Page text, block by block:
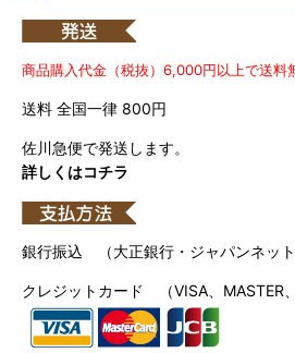
商品購入代金（税抜）6,000円以上で送料
送料 全国一律 800円
佐川急便で発送します。
詳しくはコチラ
銀行振込 （大正銀行・ジャパンネット
クレジットカード （VISA、MASTER